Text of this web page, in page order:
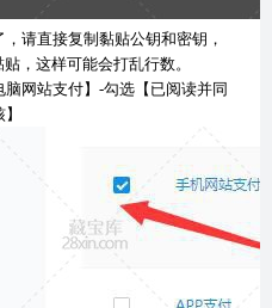
请直接复制黏贴公钥和密钥，
，这样可能会打乱行数。
网站支付】-勾选【已阅读并同